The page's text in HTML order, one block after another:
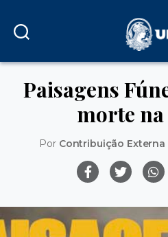
Paisagens
morte
Por Contribuição Externa